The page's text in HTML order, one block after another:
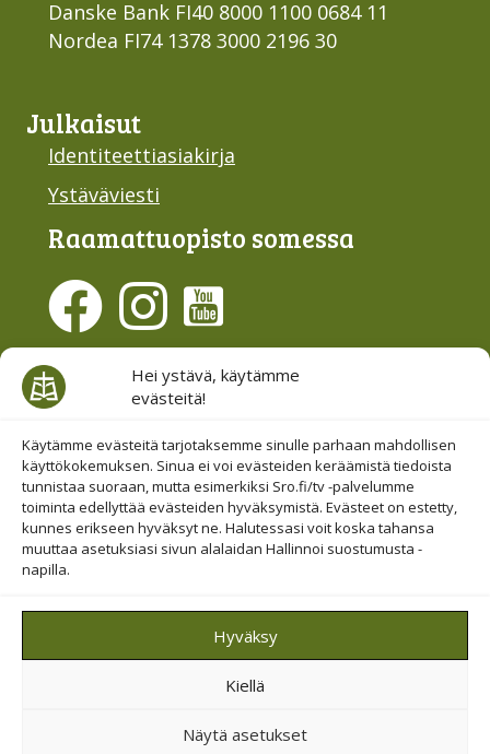
Hei ystävä, käytämme
evästeitä!
Käytämme evästeitä tarjotaksemme sinulle parhaan mahdollisen
käyttökokemuksen. Sinua ei voi evästeiden keräämistä tiedoista
tunnistaa suoraan, mutta esimerkiksi Sro.fi/tv -palvelumme
toiminta edellyttää evästeiden hyväksymistä. Evästeet on estetty,
kunnes erikseen hyväksyt ne. Halutessasi voit koska tahansa
muuttaa asetuksiasi sivun alalaidan Hallinnoi suostumusta -
napilla.
Hyväksy
Kiellä
Näytä asetukset
Danske Bank FI40 8000 1100 0684 11
Nordea FI74 1378 3000 2196 30
Julkaisut
Identiteettiasiakirja
Ystäväviesti
Raamattu­opisto somessa
Evästesuostumus
Hallinnoi evästeitä
Etsi sivuiltamme
© 2019-2026 Suomen Raamattuopiston Säätiö
Saavutettavuus huomioitu
Tietosuojajaehdot